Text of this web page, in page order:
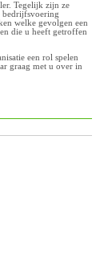
Tegelijk zijn ze
bedrijfsvoering
welke gevolgen een
die u heeft getroffen
een rol spelen
graag met u over in